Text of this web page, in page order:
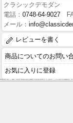
クラシックデモダン
電話： 0748-64-9027
メール：
レビューを書く
商品についてのお問い
お気に入りに登録